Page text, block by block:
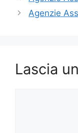
Agenzie
Lascia